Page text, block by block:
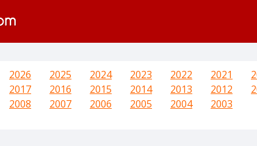
2026 2025 2024 2023 2022 2021
2017
2016 2015 2014 2013 2012
2008
2007 2006 2005 2004 2003